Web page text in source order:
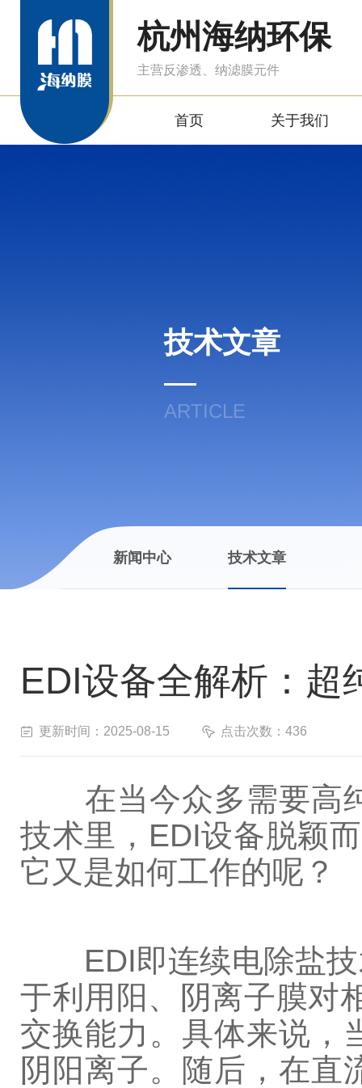
杭州海纳环保
主营反渗透、纳滤膜元件
首页 关于我们
技术文章
ARTICLE
新闻中心 技术文章
EDI设备全解析：超
更新时间：2025-08-15 点击次数：436
在当今众多需要高纯
技术里，EDI设备脱颖
它又是如何工作的呢？
EDI即连续电除盐技
于利用阳、阴离子膜对
交换能力。具体来说，
阴阳离子。随后，在直